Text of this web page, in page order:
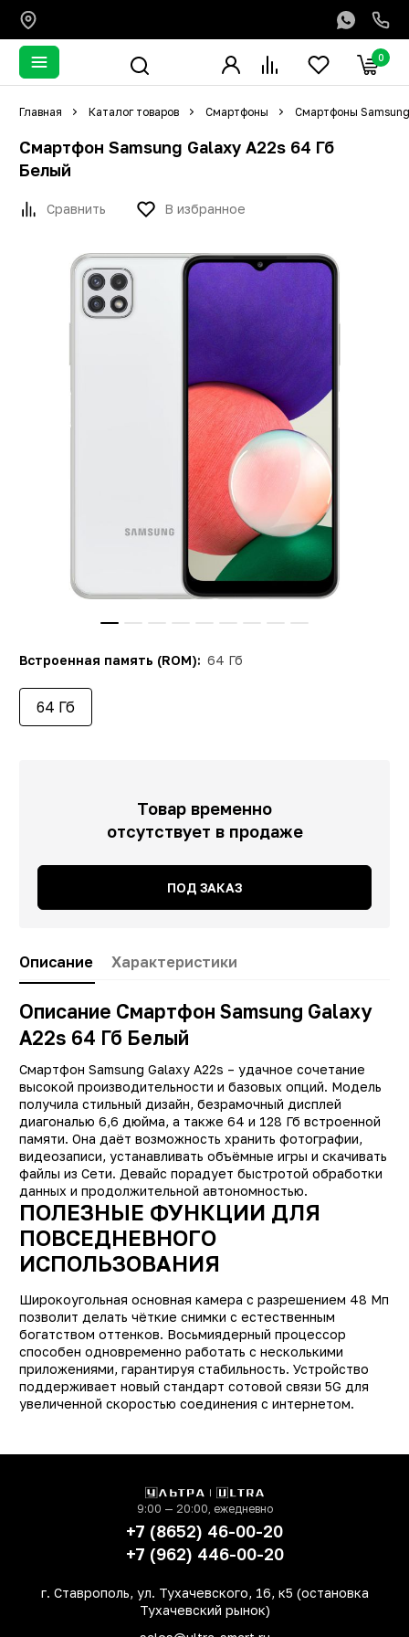
0
Главная Каталог товаров Смартфоны Смартфоны Samsung
Смартфон Samsung Galaxy A22s 64 Гб
Белый
Сравнить В избранное
Встроенная память (ROM): 64 Гб
64 Гб
Товар временно
отсутствует в продаже
ПОД ЗАКАЗ
Описание Характеристики
Описание Смартфон Samsung Galaxy
A22s 64 Гб Белый
Смартфон Samsung Galaxy A22s – удачное сочетание
высокой производительности и базовых опций. Модель
получила стильный дизайн, безрамочный дисплей
диагональю 6,6 дюйма, а также 64 и 128 Гб встроенной
памяти. Она даёт возможность хранить фотографии,
видеозаписи, устанавливать объёмные игры и скачивать
файлы из Сети. Девайс порадует быстротой обработки
данных и продолжительной автономностью.
ПОЛЕЗНЫЕ ФУНКЦИИ ДЛЯ
ПОВСЕДНЕВНОГО
ИСПОЛЬЗОВАНИЯ
Широкоугольная основная камера с разрешением 48 Мп
позволит делать чёткие снимки с естественным
богатством оттенков. Восьмиядерный процессор
способен одновременно работать с несколькими
приложениями, гарантируя стабильность. Устройство
поддерживает новый стандарт сотовой связи 5G для
увеличенной скоростью соединения с интернетом.
данные
память
9798, 9800,
Galaxy
система
Android
память
MediaTek Dimensity
ядер
9:00 — 20:00, ежедневно
+7 (8652) 46-00-20
+7 (962) 446-00-20
г. Ставрополь, ул. Тухачевского, 16, к5 (остановка
Тухачевский рынок)